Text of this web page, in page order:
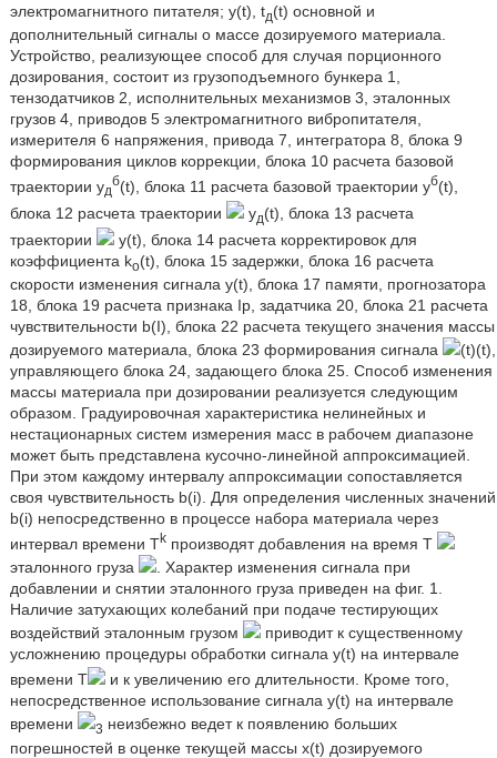
электромагнитного питателя; y(t), tд(t) основной и
дополнительный сигналы о массе дозируемого материала.
Устройство, реализующее способ для случая порционного
дозирования, состоит из грузоподъемного бункера 1,
тензодатчиков 2, исполнительных механизмов 3, эталонных
грузов 4, приводов 5 электромагнитного вибропитателя,
измерителя 6 напряжения, привода 7, интегратора 8, блока 9
формирования циклов коррекции, блока 10 расчета базовой
траектории yд
б(t), блока 11 расчета базовой траектории yб(t),
блока 12 расчета траектории
yд(t), блока 13 расчета
траектории
y(t), блока 14 расчета корректировок для
коэффициента ko(t), блока 15 задержки, блока 16 расчета
скорости изменения сигнала y(t), блока 17 памяти, прогнозатора
18, блока 19 расчета признака Iр, задатчика 20, блока 21 расчета
чувствительности b(I), блока 22 расчета текущего значения массы
дозируемого материала, блока 23 формирования сигнала
(t)(t),
управляющего блока 24, задающего блока 25. Способ изменения
массы материала при дозировании реализуется следующим
образом. Градуировочная характеристика нелинейных и
нестационарных систем измерения масс в рабочем диапазоне
может быть представлена кусочно-линейной аппроксимацией.
При этом каждому интервалу аппроксимации сопоставляется
своя чувствительность b(i). Для определения численных значений
b(i) непосредственно в процессе набора материала через
интервал времени Тkпроизводят добавления на время Т
эталонного груза
. Характер изменения сигнала при
добавлении и снятии эталонного груза приведен на фиг. 1.
Наличие затухающих колебаний при подаче тестирующих
воздействий эталонным грузом
приводит к существенному
усложнению процедуры обработки сигнала y(t) на интервале
времени Т
и к увеличению его длительности. Кроме того,
непосредственное использование сигнала y(t) на интервале
времени
3 неизбежно ведет к появлению больших
погрешностей в оценке текущей массы х(t) дозируемого